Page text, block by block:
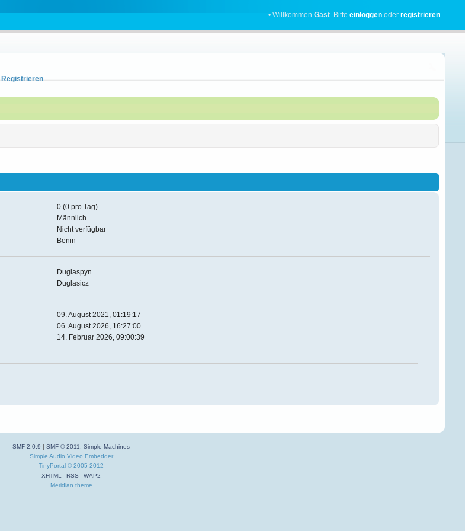
• WillkommenGast. Bitteeinloggen oderregistrieren.
Registrieren
0 (0 pro Tag)
Männlich
Nicht verfügbar
Benin
Duglaspyn
Duglasicz
09. August 2021, 01:19:17
06. August 2026, 16:27:00
14. Februar 2026, 09:00:39
SMF 2.0.9 |SMF © 2011,Simple Machines
Simple Audio Video Embedder
TinyPortal © 2005-2012
XHTML
RSS
WAP2
Meridian theme